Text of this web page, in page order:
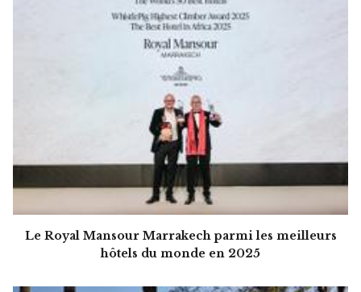
Le Royal Mansour Marrakech parmi les meilleurs
hôtels du monde en 2025